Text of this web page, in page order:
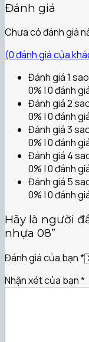
Đánh giá
Chưa có đánh giá
(0đánh giá của
Đánh giá 1 sao
0% | 0 đánh
Đánh giá 2
0% | 0 đánh
Đánh giá 3
0% | 0 đánh
Đánh giá 4
0% | 0 đánh
Đánh giá 5
0% | 0 đánh
Hãy là người
nhựa 08”
Đánh giá của bạn*
Nhận xét của bạn*